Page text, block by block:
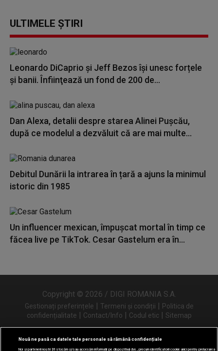
ULTIMELE ȘTIRI
Leonardo DiCaprio şi Jeff Bezos își unesc forțele
și banii. Înfiinţează un fond de 200 de...
Dan Alexa, detalii despre starea Alinei Pușcău,
după ce modelul a dezvăluit că are mai multe...
Debitul Dunării la intrarea în țară a ajuns la minimul
istoric din 1985
Un influencer mexican, împușcat mortal în timp ce
făcea live pe TikTok. Cesar Gastelum era în...
Copyright © 2026 / DIGI ROMANIA S.A.
Gestionați preferințele | Termeni și condiții | Politica de
confidențialitate | Contact/Info | Codul etic | Sitemap
Nouă ne pasă ca datele tale personale să rămână confidențiale
Noi și partenerii noștri31 stocăm și/sau accesăm informații pe dispozitivul dvs., precum identificatorii cookie unici pentru prelucrarea